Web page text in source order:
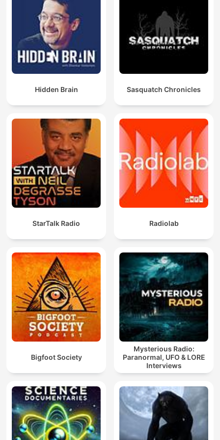
Hidden Brain Sasquatch Chronicles
StarTalk Radio Radiolab
Bigfoot Society
Mysterious Radio:
Paranormal, UFO & LORE
Interviews